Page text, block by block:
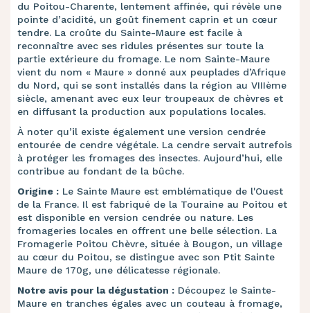
du Poitou-Charente, lentement affinée, qui révèle une
pointe d’acidité, un goût finement caprin et un cœur
tendre. La croûte du Sainte-Maure est facile à
reconnaître avec ses ridules présentes sur toute la
partie extérieure du fromage. Le nom Sainte-Maure
vient du nom « Maure » donné aux peuplades d’Afrique
du Nord, qui se sont installés dans la région au VIIIème
siècle, amenant avec eux leur troupeaux de chèvres et
en diffusant la production aux populations locales.
À noter qu’il existe également une version cendrée
entourée de cendre végétale. La cendre servait autrefois
à protéger les fromages des insectes. Aujourd’hui, elle
contribue au fondant de la bûche.
Origine : Le Sainte Maure est emblématique de l'Ouest
de la France. Il est fabriqué de la Touraine au Poitou et
est disponible en version cendrée ou nature. Les
fromageries locales en offrent une belle sélection. La
Fromagerie Poitou Chèvre, située à Bougon, un village
au cœur du Poitou, se distingue avec son Ptit Sainte
Maure de 170g, une délicatesse régionale.
Notre avis pour la dégustation : Découpez le Sainte-
Maure en tranches égales avec un couteau à fromage,